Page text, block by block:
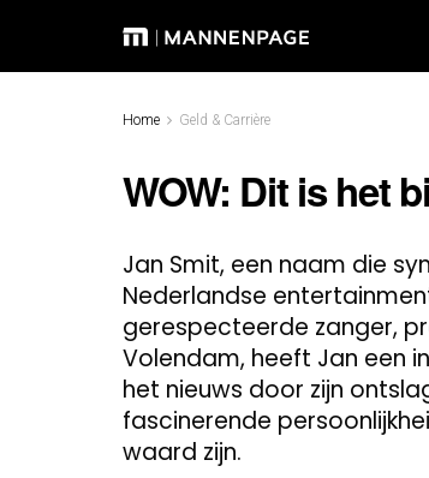
Home Geld & Carrière
WOW: Dit is het
Jan Smit, een naam die
Nederlandse
gerespecteerde zanger,
Volendam, heeft Jan een
het nieuws door zijn
fascinerende
waard zijn.